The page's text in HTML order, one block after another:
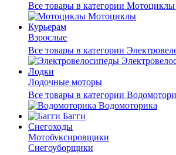
Все товары в категории Мотоциклы
Мотоциклы
Курьерам
Взрослые
Все товары в категории
Лодки
Лодочные моторы
Все товары в категории
Водомоторика
Багги
Снегоходы
Мотобуксировщики
Снегоуборщики